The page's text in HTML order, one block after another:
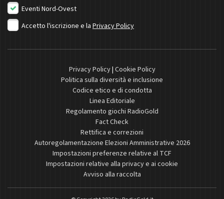
Eventi Nord-Ovest
Accetto l'iscrizione e la Privacy Policy
Privacy Policy| Cookie Policy
Politica sulla diversità e inclusione
Codice etico e di condotta
Linea Editoriale
Regolamento giochi RadioGold
Fact Check
Rettifica e correzioni
Autoregolamentazione Elezioni Amministrative 2026
Impostazioni preferenze relative al TCF
Impostazioni relative alla privacy e ai cookie
Avviso alla raccolta